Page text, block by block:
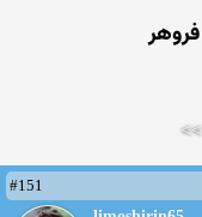
>>
#151